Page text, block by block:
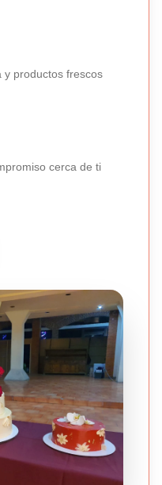
y productos frescos
cerca de ti